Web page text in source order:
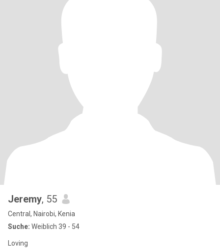
Jeremy, 55
Central, Nairobi, Kenia
Suche: Weiblich 39 - 54
Loving